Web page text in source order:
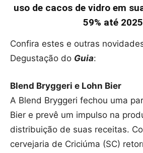
uso de cacos de vidro em
59% até 2025
Confira estes e outras
Degustação do Guia:
Blend Bryggeri e Lohn Bier
A Blend Bryggeri fechou uma
Bier e prevê um impulso na
distribuição de suas receitas.
cervejaria de Criciúma (SC)